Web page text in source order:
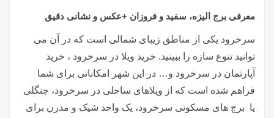
معرفی برج الیزه، سفید و فروزان +عکس و نشانی دقیق
سرخرود یکی از مناطق زیبای شمالی است که در آن می
توانید تنوع سازه را ببینید. خرید ویلا در سرخرود ، خرید
آپارتمان در سرخرود و… در این شهر امکاناتی برای شما
فراهم شده است که از ویلاهای ساحلی در سرخرود، جنگلی
یا برج های مسکونی سرخرود، یک واحد شیک و مدرن برای